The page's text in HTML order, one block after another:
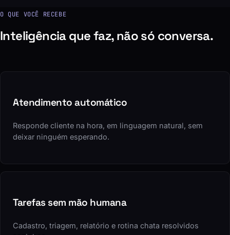
O QUE VOCÊ RECEBE
Inteligência que faz, não só conversa.
Atendimento automático
Responde cliente na hora, em linguagem natural, sem
deixar ninguém esperando.
Tarefas sem mão humana
Cadastro, triagem, relatório e rotina chata resolvidos